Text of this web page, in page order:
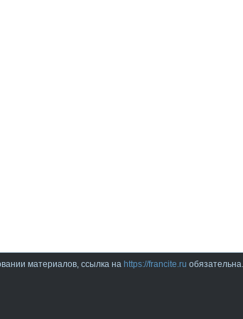
материалов, ссылка на https://francite.ru обязательна.